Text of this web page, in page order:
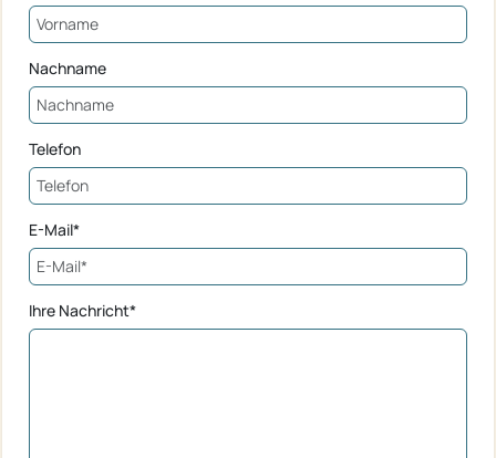
Nachname
Telefon
E-Mail*
Ihre Nachricht*